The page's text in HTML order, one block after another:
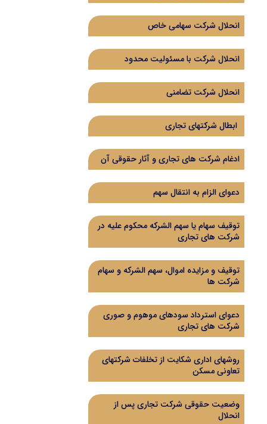
انحلال شرکت سهامی خاص
انحلال شرکت با مسئولیت محدود
انحلال شرکت تضامنی
ابطال شرکتهای تجاری
ادغام شرکت‌ های تجاری و آثار حقوقی آن
دعوای الزام به انتقال سهم
توقیف سهام یا سهم الشرکه محکوم علیه در
شرکت های تجاری
توقیف و مزایده اموال، سهم الشرکه و سهام
شرکت ها
دعوای استرداد سودهای موهوم و صوری
شرکت های تجاری
روشهای اداری شکایت از تخلفات شرکتهای
تعاونی مسکن
وضعیت حقوقی شرکت تجاری پس از
انحلال